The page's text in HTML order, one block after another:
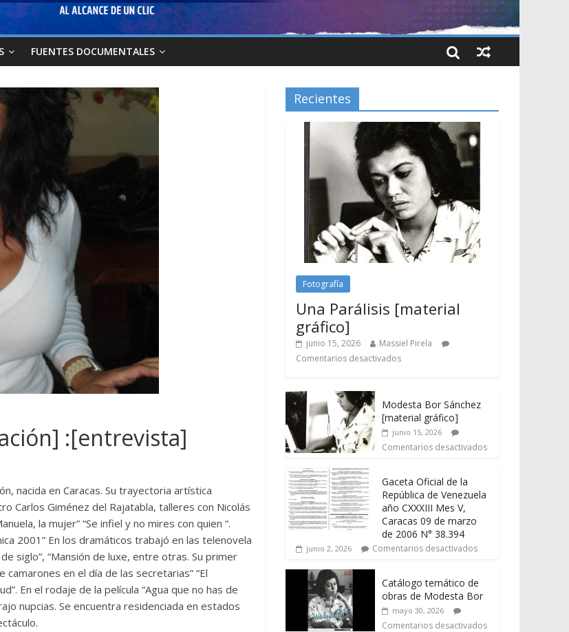
FUENTES DOCUMENTALES
:[entrevista]
nacida en Caracas. Su trayectoria artística
Carlos Giménez del Rajatabla, talleres con Nicolás
la mujer” “Se infiel y no mires con quien “.
2001” En los dramáticos trabajó en las telenovela
de siglo”, “Mansión de luxe, entre otras. Su primer
en el día de las secretarias” “El
En el rodaje de la película “Agua que no has de
nupcias. Se encuentra residenciada en estados
Recientes
Fotografía
Una Parálisis [material
gráfico]
junio 15, 2026
Massiel Pirela
Comentarios desactivados
Modesta Bor Sánchez
[material gráfico]
junio 15, 2026
Comentarios desactivados
Gaceta Oficial de la
República de Venezuela
año CXXXIII Mes V,
Caracas 09 de marzo
de 2006 N° 38.394
junio 2, 2026 Comentarios desactivados
Catálogo temático de
obras de Modesta Bor
mayo 30, 2026
Comentarios desactivados